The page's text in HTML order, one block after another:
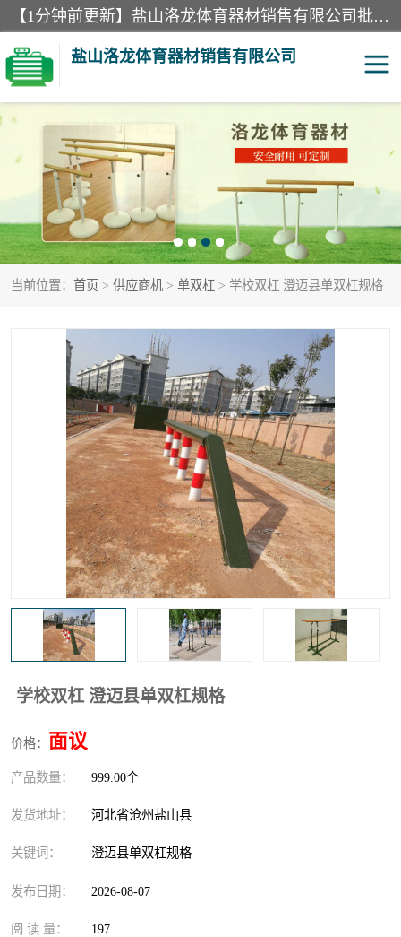
【1分钟前更新】盐山洛龙体育器材销售有限公司批量供应：300米障碍器材、400米障碍器材、部队训练器材、双杠、体操垫、舞蹈把杆等产品。盐山洛龙体育器材销售有限公司经过多年的发展，集研发，生产，销售，售后服务为一体. 奉行“质量，信誉，服务”的宗旨，以开拓创新的精神和真诚守信的态度积极进取。
盐山洛龙体育器材销售有限公司
当前位置： 首页 > 供应商机 > 单双杠 > 学校双杠 澄迈县单双杠规格
学校双杠 澄迈县单双杠规格
价格： 面议
产品数量： 999.00个
发货地址： 河北省沧州盐山县
关键词： 澄迈县单双杠规格
发布日期： 2026-08-07
阅 读 量： 197
单双杠 舞蹈把杆
400米障碍器材 体操垫
300米障碍器材 攀爬架
塑胶跑道 400米障碍器材1
警犬训练器材 心理行为训练器材